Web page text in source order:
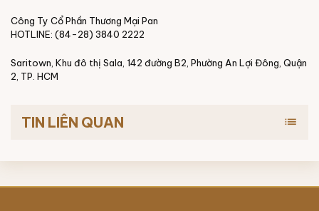
Công Ty Cổ Phần Thương Mại Pan
HOTLINE: (84-28) 3840 2222
Saritown, Khu đô thị Sala, 142 đường B2, Phường An Lợi Đông, Quận
2, TP. HCM
TIN LIÊN QUAN list